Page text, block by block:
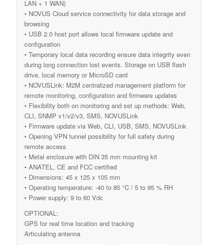
LAN + 1 WAN)
• NOVUS Cloud service connectivity for data storage and
browsing
• USB 2.0 host port allows local firmware update and
configuration
• Temporary local data recording ensure data integrity even
during long connection lost events. Storage on USB flash
drive, local memory or MicroSD card
• NOVUSLink: M2M centralized management platform for
remote monitoring, configuration and firmware updates
• Flexibility both on monitoring and set up methods: Web,
CLI, SNMP v1/v2/v3, SMS, NOVUSLink
• Firmware update via Web, CLI, USB, SMS, NOVUSLink
• Opening VPN tunnel possibility for full safety during
remote access
• Metal enclosure with DIN 35 mm mounting kit
• ANATEL, CE and FCC certified
• Dimensions: 45 x 125 x 105 mm
• Operating temperature: -40 to 85 °C / 5 to 95 % RH
• Power supply: 9 to 60 Vdc
OPTIONAL:
GPS for real time location and tracking
Articulating antenna